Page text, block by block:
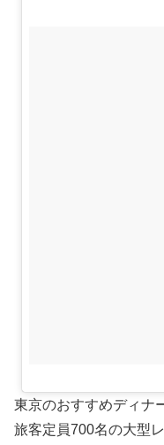
東京のおすすめディナ
旅客定員700名の大型